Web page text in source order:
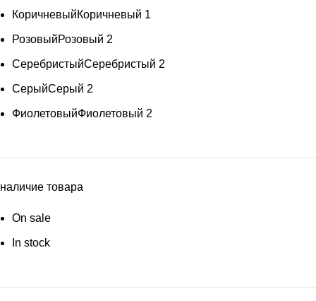
КоричневыйКоричневый 1
РозовыйРозовый 2
СеребристыйСеребристый 2
СерыйСерый 2
ФиолетовыйФиолетовый 2
наличие товара
On sale
In stock